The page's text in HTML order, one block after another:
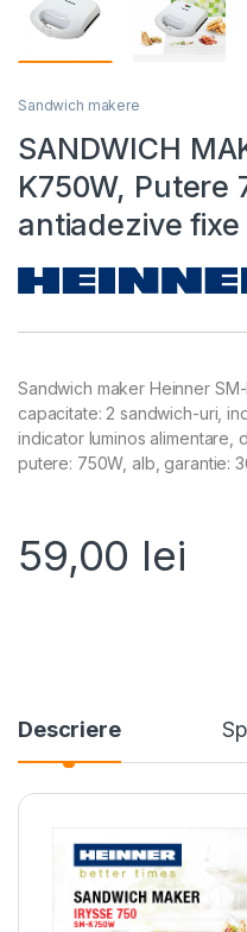
Sandwich makere
SANDWICH
K750W, Putere
antiadezive
Sandwich maker Heinner
capacitate: 2 sandwich-uri,
indicator luminos alimentare,
putere: 750W, alb, garantie:
59,00 lei
Descriere